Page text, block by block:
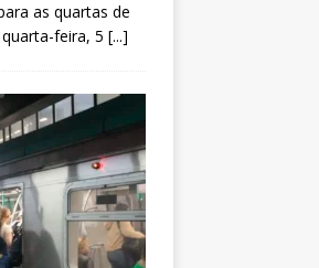
as quartas de
feira, 5 [...]